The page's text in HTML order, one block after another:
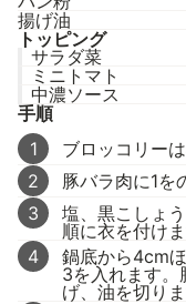
揚げ油
トッピング
サラダ菜
ミニトマト
中濃ソース
手順
1
ブロッコリー
2
豚バラ肉に1を
3
塩、黒こしょ
順に衣を付けま
4
鍋底から4cm
3を入れます。
げ、油を切りま